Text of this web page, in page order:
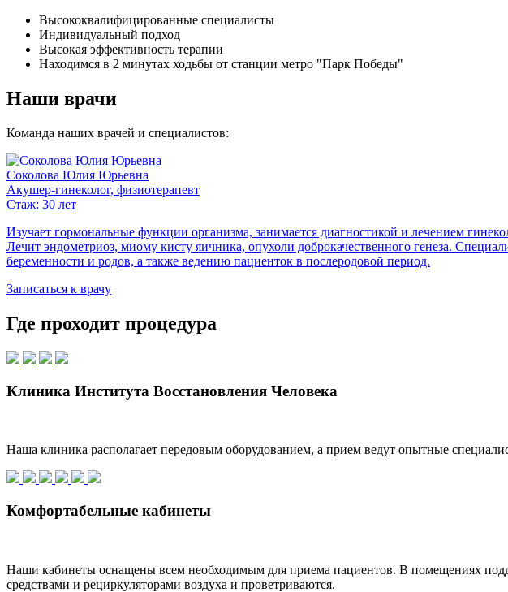
Высококвалифицированные специалисты
Индивидуальный подход
Высокая эффективность терапии
Находимся в 2 минутах ходьбы от станции метро "Парк Победы"
Наши врачи
Команда наших врачей и специалистов:
Соколова Юлия Юрьевна
Акушер-гинеколог, физиотерапевт
Стаж: 30 лет
Изучает гормональные функции организма, занимается диагностикой и лечением
Лечит эндометриоз, миому кисту яичника, опухоли доброкачественного генеза.
беременности и родов, а также ведению пациенток в послеродовой период.
Записаться к врачу
Где проходит процедура
Клиника Института Восстановления Человека
Наша клиника располагает передовым оборудованием, а прием ведут опытные
Комфортабельные кабинеты
Наши кабинеты оснащены всем необходимым для приема пациентов. В помещениях
средствами и рециркуляторами воздуха и проветриваются.